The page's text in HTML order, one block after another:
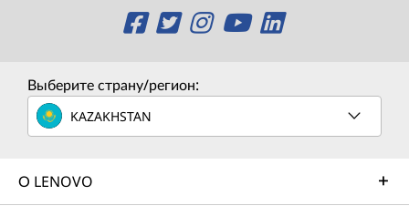
O
e
O
e
O
e
O
e
O
e
Выберите страну/регион:
KAZAKHSTAN
О LENOVO